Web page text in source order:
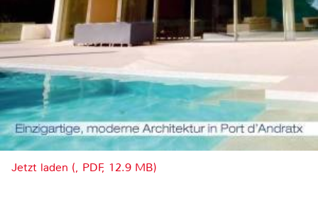
Jetzt laden (, PDF, 12.9 MB)